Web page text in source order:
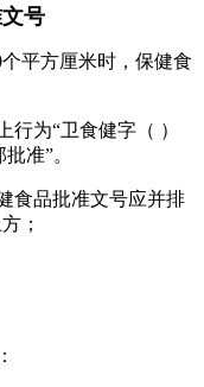
号
平方厘米时，保健食
为“卫食健字（ ）
准”。
食品批准文号应并排
；